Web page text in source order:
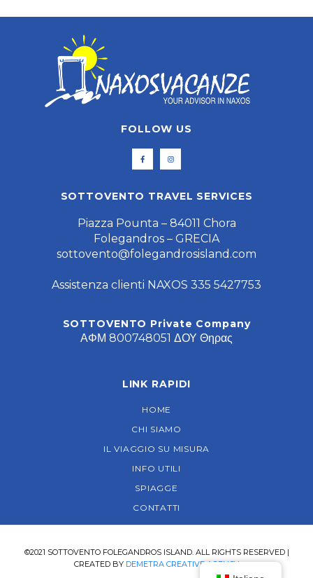
FOLLOW US
SOTTOVENTO TRAVEL SERVICES
Piazza Pounta – 84011 Chora
Folegandros – GRECIA
sottovento@folegandrosisland.com
Assistenza clienti NAXOS 335 5427753
SOTTOVENTO Private Company
ΑΦΜ 800748051 ΔΟΥ Θηρας
LINK RAPIDI
HOME
CHI SIAMO
IL VIAGGIO SU MISURA
INFO UTILI
SPIAGGE
CONTATTI
©2021 SOTTOVENTO FOLEGANDROS ISLAND. ALL RIGHTS RESERVED |
CREATED BY DEMETRA CREATIVE AGENCY